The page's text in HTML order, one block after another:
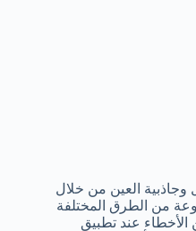
وجاذبية العين من خلال
من الطرق المختلفة
عند تطبيق